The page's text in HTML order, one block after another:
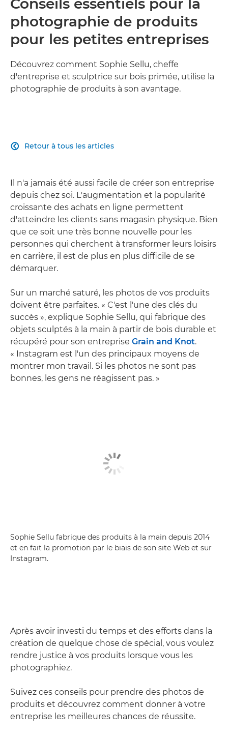
Conseils essentiels pour la
photographie de produits
pour les petites entreprises
Découvrez comment Sophie Sellu, cheffe
d'entreprise et sculptrice sur bois primée, utilise la
photographie de produits à son avantage.
Retour à tous les articles

Il n'a jamais été aussi facile de créer son entreprise
depuis chez soi. L'augmentation et la popularité
croissante des achats en ligne permettent
d'atteindre les clients sans magasin physique. Bien
que ce soit une très bonne nouvelle pour les
personnes qui cherchent à transformer leurs loisirs
en carrière, il est de plus en plus difficile de se
démarquer.
Sur un marché saturé, les photos de vos produits
doivent être parfaites. « C'est l'une des clés du
succès », explique Sophie Sellu, qui fabrique des
objets sculptés à la main à partir de bois durable et
récupéré pour son entreprise Grain and Knot.
« Instagram est l'un des principaux moyens de
montrer mon travail. Si les photos ne sont pas
bonnes, les gens ne réagissent pas. »
Sophie Sellu fabrique des produits à la main depuis 2014
et en fait la promotion par le biais de son site Web et sur
Instagram.
Après avoir investi du temps et des efforts dans la
création de quelque chose de spécial, vous voulez
rendre justice à vos produits lorsque vous les
photographiez.
Suivez ces conseils pour prendre des photos de
produits et découvrez comment donner à votre
entreprise les meilleures chances de réussite.